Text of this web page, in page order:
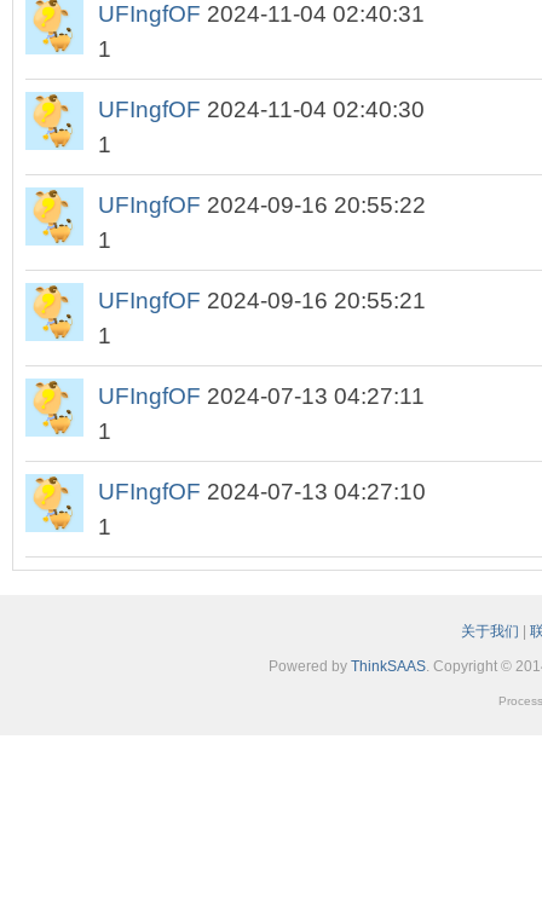
UFIngfOF 2024-11-04 02:40:31
1
UFIngfOF 2024-11-04 02:40:30
1
UFIngfOF 2024-09-16 20:55:22
1
UFIngfOF 2024-09-16 20:55:21
1
UFIngfOF 2024-07-13 04:27:11
1
UFIngfOF 2024-07-13 04:27:10
1
关于我们
Powered by ThinkSAAS. Copyright ©